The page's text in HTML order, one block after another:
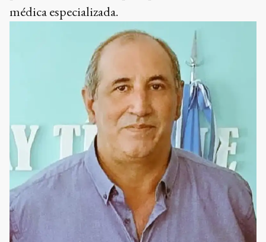
médica especializada.